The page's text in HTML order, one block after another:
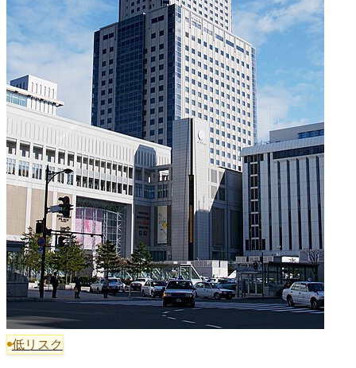
低リスク